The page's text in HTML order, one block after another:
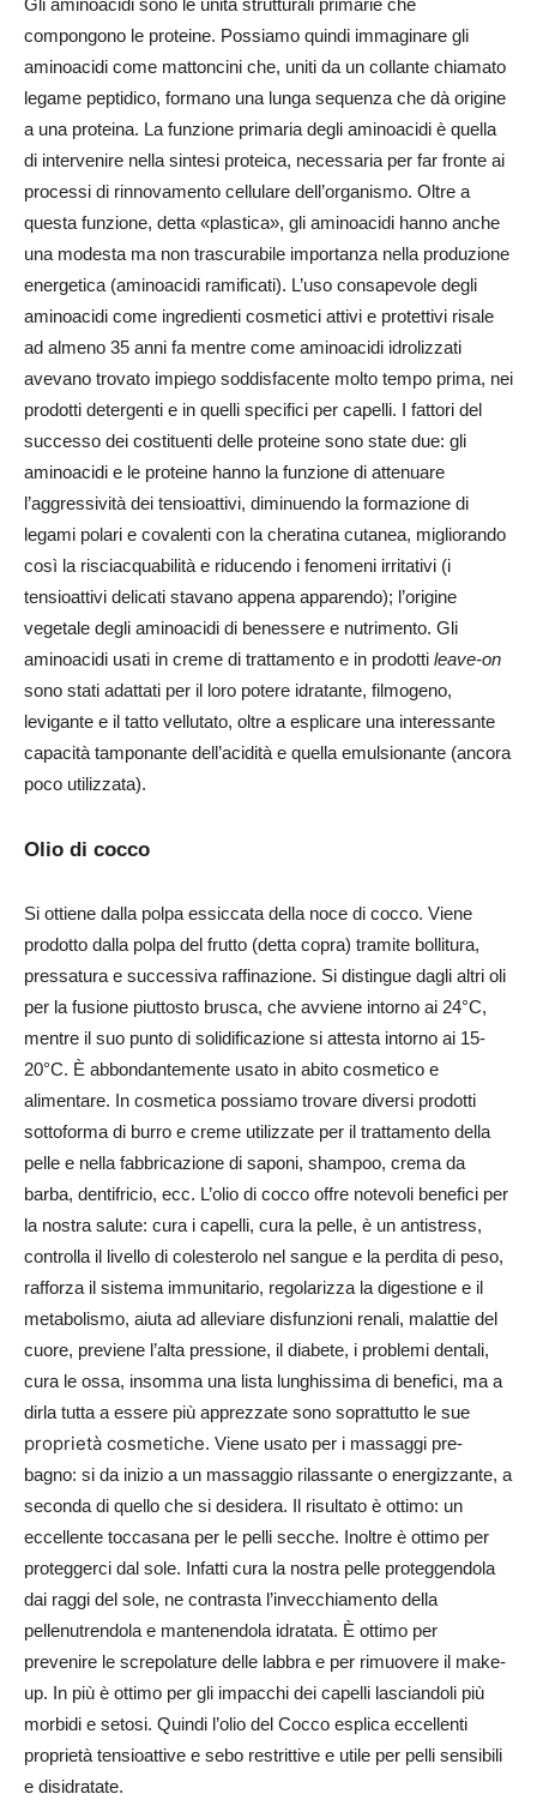
Gli aminoacidi sono le unità strutturali primarie che
compongono le proteine. Possiamo quindi immaginare gli
aminoacidi come mattoncini che, uniti da un collante chiamato
legame peptidico, formano una lunga sequenza che dà origine
a una proteina. La funzione primaria degli aminoacidi è quella
di intervenire nella sintesi proteica, necessaria per far fronte ai
processi di rinnovamento cellulare dell’organismo. Oltre a
questa funzione, detta «plastica», gli aminoacidi hanno anche
una modesta ma non trascurabile importanza nella produzione
energetica (aminoacidi ramificati). L’uso consapevole degli
aminoacidi come ingredienti cosmetici attivi e protettivi risale
ad almeno 35 anni fa mentre come aminoacidi idrolizzati
avevano trovato impiego soddisfacente molto tempo prima, nei
prodotti detergenti e in quelli specifici per capelli. I fattori del
successo dei costituenti delle proteine sono state due: gli
aminoacidi e le proteine hanno la funzione di attenuare
l’aggressività dei tensioattivi, diminuendo la formazione di
legami polari e covalenti con la cheratina cutanea, migliorando
così la risciacquabilità e riducendo i fenomeni irritativi (i
tensioattivi delicati stavano appena apparendo); l’origine
vegetale degli aminoacidi di benessere e nutrimento. Gli
aminoacidi usati in creme di trattamento e in prodotti leave-on
sono stati adattati per il loro potere idratante, filmogeno,
levigante e il tatto vellutato, oltre a esplicare una interessante
capacità tamponante dell’acidità e quella emulsionante (ancora
poco utilizzata).
Olio di cocco
Si ottiene dalla polpa essiccata della noce di cocco. Viene
prodotto dalla polpa del frutto (detta copra) tramite bollitura,
pressatura e successiva raffinazione. Si distingue dagli altri oli
per la fusione piuttosto brusca, che avviene intorno ai 24°C,
mentre il suo punto di solidificazione si attesta intorno ai 15-
20°C. È abbondantemente usato in abito cosmetico e
alimentare. In cosmetica possiamo trovare diversi prodotti
sottoforma di burro e creme utilizzate per il trattamento della
pelle e nella fabbricazione di saponi, shampoo, crema da
barba, dentifricio, ecc. L’olio di cocco offre notevoli benefici per
la nostra salute: cura i capelli, cura la pelle, è un antistress,
controlla il livello di colesterolo nel sangue e la perdita di peso,
rafforza il sistema immunitario, regolarizza la digestione e il
metabolismo, aiuta ad alleviare disfunzioni renali, malattie del
cuore, previene l’alta pressione, il diabete, i problemi dentali,
cura le ossa, insomma una lista lunghissima di benefici, ma a
dirla tutta a essere più apprezzate sono soprattutto le sue
proprietà cosmetiche. Viene usato per i massaggi pre-
bagno: si da inizio a un massaggio rilassante o energizzante, a
seconda di quello che si desidera. Il risultato è ottimo: un
eccellente toccasana per le pelli secche. Inoltre è ottimo per
proteggerci dal sole. Infatti cura la nostra pelle proteggendola
dai raggi del sole, ne contrasta l’invecchiamento della
pellenutrendola e mantenendola idratata. È ottimo per
prevenire le screpolature delle labbra e per rimuovere il make-
up. In più è ottimo per gli impacchi dei capelli lasciandoli più
morbidi e setosi. Quindi l’olio del Cocco esplica eccellenti
proprietà tensioattive e sebo restrittive e utile per pelli sensibili
e disidratate.